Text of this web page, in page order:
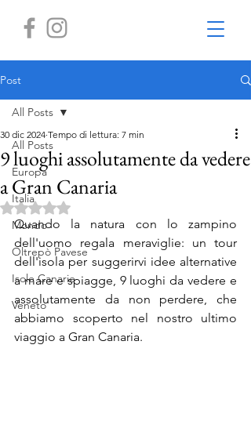
Post
All Posts
Europa
Italia
Mondo
Oltrepò Pavese
Isole Canarie
Veneto
All Posts
9 luoghi assolutamente da vedere
a Gran Canaria
30 dic 2024 Tempo di lettura: 7 min
Valutazione NaN stelle su 5.
Quando la natura con lo zampino
dell'uomo regala meraviglie:
un tour
dell'isola per suggerirvi idee alternative
a mare e spiagge, 9 luoghi da vedere e
assolutamente da non perdere, che
abbiamo scoperto nel nostro ultimo
viaggio a Gran Canaria.